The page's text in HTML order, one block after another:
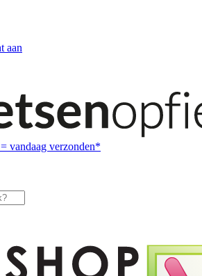
aan
vandaag verzonden*